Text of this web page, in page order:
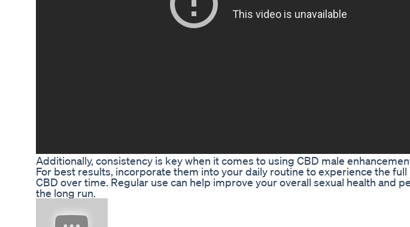
Additionally, consistency is key when it comes to using CBD male
For best results, incorporate them into your daily routine to experience the
CBD over time. Regular use can help improve your overall sexual health and
the long run.